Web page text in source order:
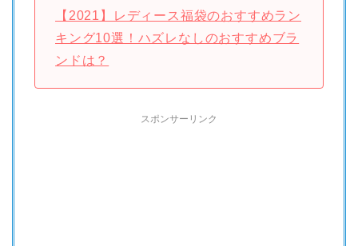
【2021】レディース福袋のおすすめラン
キング10選！ハズレなしのおすすめブラ
ンドは？
スポンサーリンク